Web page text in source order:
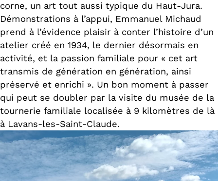
corne, un art tout aussi typique du Haut-Jura.
Démonstrations à l’appui, Emmanuel Michaud
prend à l’évidence plaisir à conter l’histoire d’un
atelier créé en 1934, le dernier désormais en
activité, et la passion familiale pour « cet art
transmis de génération en génération, ainsi
préservé et enrichi ». Un bon moment à passer
qui peut se doubler par la visite du musée de la
tournerie familiale localisée à 9 kilomètres de là
à Lavans-les-Saint-Claude.